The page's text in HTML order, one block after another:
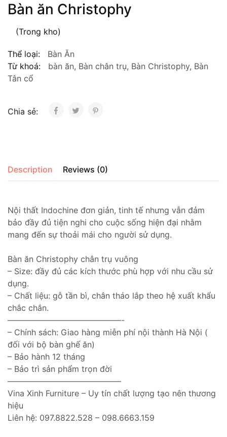
Bàn ăn Christophy
(Trong kho)
Thể loại:
Bàn Ăn
Từ khoá:
bàn ăn, Bàn chân trụ, Bàn Christophy, Bàn
Tân cổ
Chia sẻ:
Description Reviews (0)
Nội thất Indochine đơn giản, tinh tế nhưng vẫn đảm
bảo đầy đủ tiện nghi cho cuộc sống hiện đại nhằm
mang đến sự thoải mái cho người sử dụng.
Bàn ăn Christophy chân trụ vuông
– Size: đầy đủ các kích thước phù hợp với nhu cầu sử
dụng.
– Chất liệu: gỗ tần bì, chân tháo lắp theo hệ xuất khẩu
chắc chắn.
——————————————-
– Chính sách: Giao hàng miễn phí nội thành Hà Nội (
đối với bộ bàn ghế ăn)
– Bảo hành 12 tháng
– Bảo trì sản phẩm trọn đời
——————————————
Vina Xinh Furniture – Uy tín chất lượng tạo nên thương
hiệu
Liên hệ: 097.8822.528 – 098.6663.159